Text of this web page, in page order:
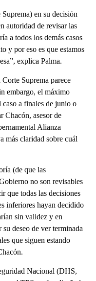
en su decisión
autoridad de revisar las
a todos los demás casos
y por eso es que estamos
explica Palma.
Suprema parece
embargo, el máximo
a finales de junio o
Chacón, asesor de
Alianza
más claridad sobre cuál
(de que las
no son revisables
que todas las decisiones
inferiores hayan decidido
sin validez y en
deseo de ver terminada
que siguen estando
Nacional (DHS,